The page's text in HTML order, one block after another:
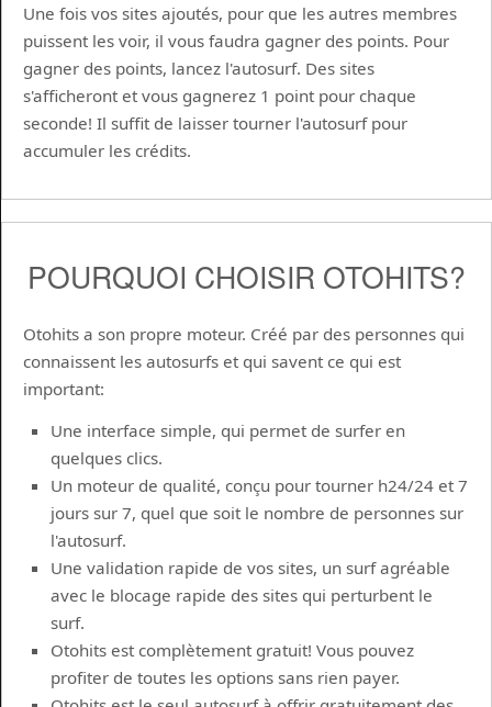
Une fois vos sites ajoutés, pour que les autres membres
puissent les voir, il vous faudra gagner des points. Pour
gagner des points, lancez l'autosurf. Des sites
s'afficheront et vous gagnerez 1 point pour chaque
seconde! Il suffit de laisser tourner l'autosurf pour
accumuler les crédits.
POURQUOI CHOISIR OTOHITS?
Otohits a son propre moteur. Créé par des personnes qui
connaissent les autosurfs et qui savent ce qui est
important:
Une interface simple, qui permet de surfer en
quelques clics.
Un moteur de qualité, conçu pour tourner h24/24 et 7
jours sur 7, quel que soit le nombre de personnes sur
l'autosurf.
Une validation rapide de vos sites, un surf agréable
avec le blocage rapide des sites qui perturbent le
surf.
Otohits est complètement gratuit! Vous pouvez
profiter de toutes les options sans rien payer.